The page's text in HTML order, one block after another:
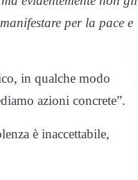
per la pace e
in qualche modo
azioni concrete”.
è inaccettabile,